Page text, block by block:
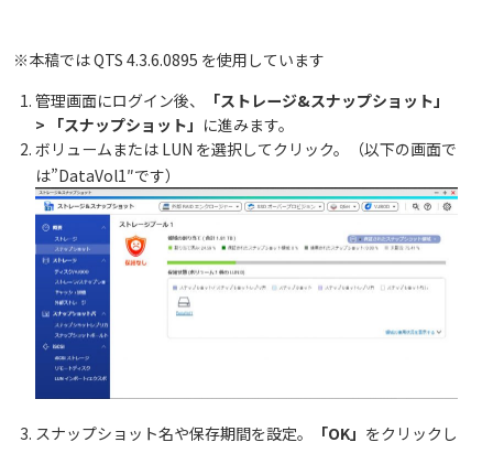
※本稿では QTS 4.3.6.0895 を使用しています
管理画面にログイン後、
「ストレージ&スナップショット」
> 「スナップショット」 に進みます。
ボリュームまたは LUN を選択してクリック。（以下の画面で
は”DataVol1″です）
スナップショット名や保存期間を設定。 「OK」 をクリックし